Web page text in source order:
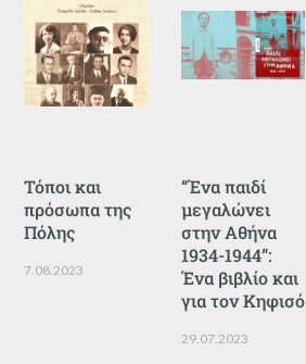
Τόποι και
πρόσωπα της
Πόλης
7.08.2023
“Ένα παιδί
μεγαλώνει
στην Αθήνα
1934-1944”:
Ένα βιβλίο και
για τον Κηφισό
29.07.2023